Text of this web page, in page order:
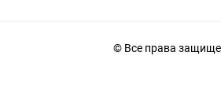
© Все права